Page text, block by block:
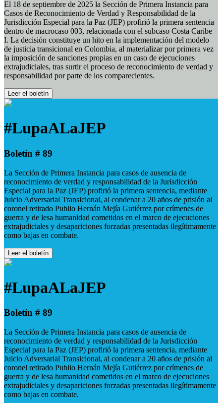
El 18 de septiembre de 2025 la Sección de Primera Instancia para
Casos de Reconocimiento de Verdad y Responsabilidad de la
Jurisdicción Especial para la Paz (JEP) profirió la primera sentencia
dentro de macrocaso 003, relacionada con el subcaso Costa Caribe
I. La decisión constituye un hito en la implementación del modelo
de justicia transicional en Colombia, al materializar por primera vez
la imposición de sanciones propias en un caso de ejecuciones
extrajudiciales, tras surtir el proceso de reconocimiento de verdad y
responsabilidad por parte de los comparecientes.
Leer el boletín
#LupaALaJEP
Boletín # 89
La Sección de Primera Instancia para casos de ausencia de
reconocimiento de verdad y responsabilidad de la Jurisdicción
Especial para la Paz (JEP) profirió la primera sentencia, mediante
Juicio Adversarial Transicional, al condenar a 20 años de prisión al
coronel retirado Publio Hernán Mejía Gutiérrez por crímenes de
guerra y de lesa humanidad cometidos en el marco de ejecuciones
extrajudiciales y desapariciones forzadas presentadas ilegítimamente
como bajas en combate.
Leer el boletín
#LupaALaJEP
Boletín # 89
La Sección de Primera Instancia para casos de ausencia de
reconocimiento de verdad y responsabilidad de la Jurisdicción
Especial para la Paz (JEP) profirió la primera sentencia, mediante
Juicio Adversarial Transicional, al condenar a 20 años de prisión al
coronel retirado Publio Hernán Mejía Gutiérrez por crímenes de
guerra y de lesa humanidad cometidos en el marco de ejecuciones
extrajudiciales y desapariciones forzadas presentadas ilegítimamente
como bajas en combate.